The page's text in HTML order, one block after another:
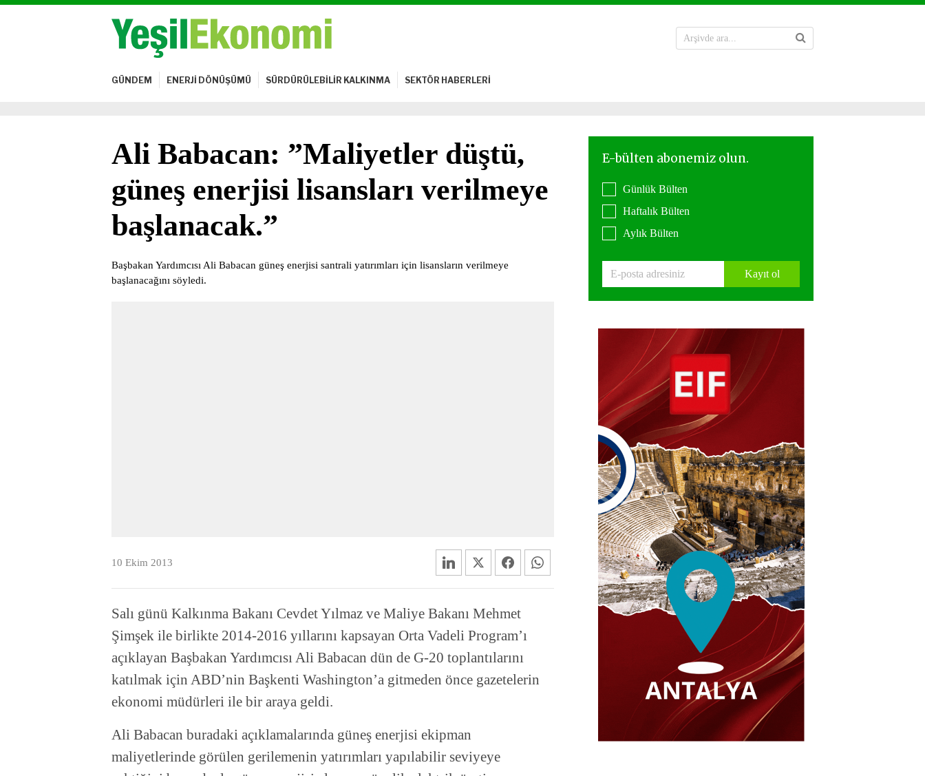
GÜNDEM ENERJİ DÖNÜŞÜMÜ SÜRDÜRÜLEBİLİR KALKINMA SEKTÖR HABERLERİ
Ali Babacan: ”Maliyetler düştü,
güneş enerjisi lisansları verilmeye
başlanacak.”
Başbakan Yardımcısı Ali Babacan güneş enerjisi santrali yatırımları için lisansların verilmeye
başlanacağını söyledi.
10 Ekim 2013
Salı günü Kalkınma Bakanı Cevdet Yılmaz ve Maliye Bakanı Mehmet
Şimşek ile birlikte 2014-2016 yıllarını kapsayan Orta Vadeli Program’ı
açıklayan Başbakan Yardımcısı Ali Babacan dün de G-20 toplantılarını
katılmak için ABD’nin Başkenti Washington’a gitmeden önce gazetelerin
ekonomi müdürleri ile bir araya geldi.
Ali Babacan buradaki açıklamalarında güneş enerjisi ekipman
maliyetlerinde görülen gerilemenin yatırımları yapılabilir seviyeye
Günlük Bülten
Haftalık Bülten
Aylık Bülten
Kayıt ol